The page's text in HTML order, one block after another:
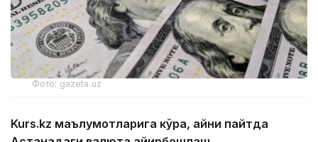
Фото: gazeta.uz
Kurs.kz маълумотларига кўра, айни пайтда